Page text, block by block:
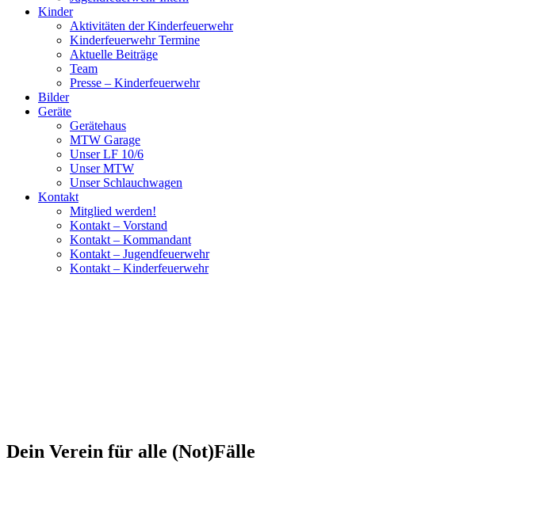
Kinder
Aktivitäten der Kinderfeuerwehr
Kinderfeuerwehr Termine
Aktuelle Beiträge
Team
Presse – Kinderfeuerwehr
Bilder
Geräte
Gerätehaus
MTW Garage
Unser LF 10/6
Unser MTW
Unser Schlauchwagen
Kontakt
Mitglied werden!
Kontakt – Vorstand
Kontakt – Kommandant
Kontakt – Jugendfeuerwehr
Kontakt – Kinderfeuerwehr
Dein Verein für alle (Not)Fälle